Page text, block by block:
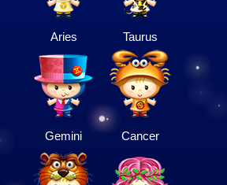
Aries Taurus
Gemini Cancer